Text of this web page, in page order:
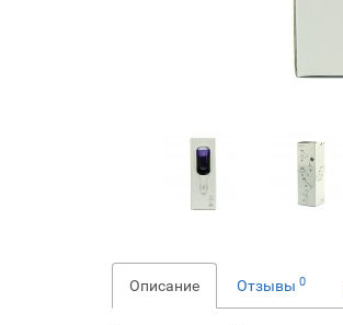
Описание Отзывы 0